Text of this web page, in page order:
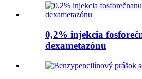
0,2% injekcia
dexametazónu